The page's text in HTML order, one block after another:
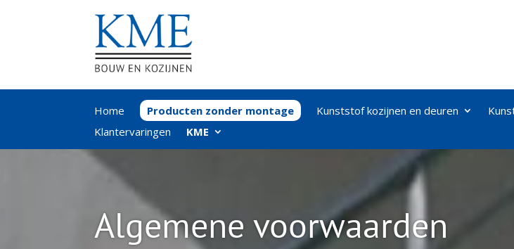
Home Producten zonder montage Kunststof kozijnen en deuren
Klantervaringen
KME
Algemene voorwaarden